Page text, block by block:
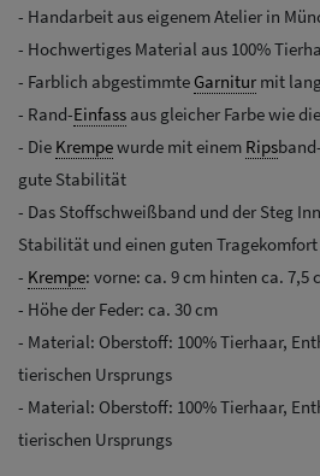
- Handarbeit aus eigenem Atelier in
- Hochwertiges Material aus 100%
- Farblich abgestimmte Garnitur mit
- Rand-Einfass aus gleicher Farbe wie die
- Die Krempewurde mit einem Ripsband-
gute Stabilität
- Das Stoffschweißband und der Steg
Stabilität und einen guten Tragekomfort
- Krempe: vorne: ca. 9 cm hinten ca. 7,5
- Höhe der Feder: ca. 30 cm
- Material: Oberstoff: 100% Tierhaar,
tierischen Ursprungs
- Material: Oberstoff: 100% Tierhaar,
tierischen Ursprungs